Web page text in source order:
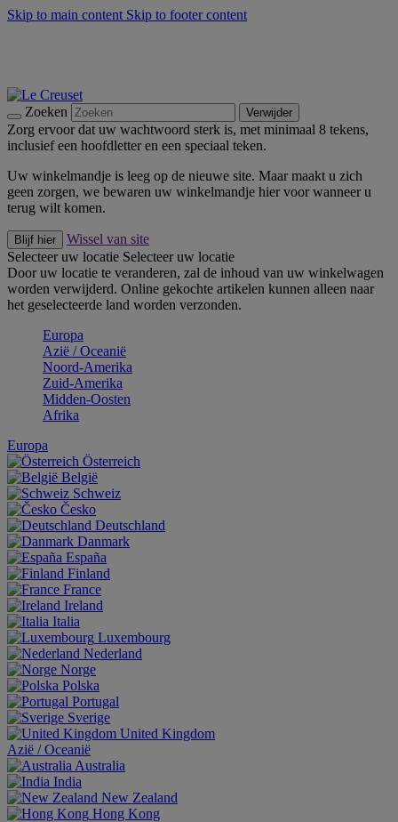
Skip to main content Skip to footer content
Zoeken Verwijder
Zorg ervoor dat uw wachtwoord sterk is, met minimaal 8 tekens,
inclusief een hoofdletter en een speciaal teken.
Uw winkelmandje is leeg op de nieuwe site. Maar maakt u zich
geen zorgen, we bewaren uw winkelmandje hier voor wanneer u
terug wilt komen.
Blijf hier
Wissel van site
Selecteer uw locatie Selecteer uw locatie
Door uw locatie te veranderen, zal de inhoud van uw winkelwagen
worden verwijderd. Online gekochte artikelen kunnen alleen naar
het geselecteerde land worden verzonden.
Europa
Aziё / Oceaniё
Noord-Amerika
Zuid-Amerika
Midden-Oosten
Afrika
Europa
Österreich
België
Schweiz
Česko
Deutschland
Danmark
España
Finland
France
Ireland
Italia
Luxembourg
Nederland
Norge
Polska
Portugal
Sverige
United Kingdom
Aziё / Oceaniё
Australia
India
New Zealand
Hong Kong